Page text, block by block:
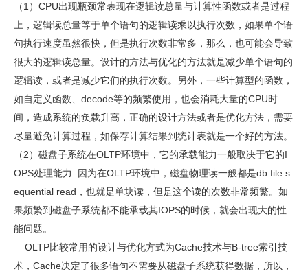
（1）CPU出现瓶颈常表现在逻辑读总量与计算性函数或者是过程
上，逻辑读总量等于单个语句的逻辑读乘以执行次数，如果单个语
句执行速度虽然很快，但是执行次数非常多，那么，也可能会导致
很大的逻辑读总量。设计的方法与优化的方法就是减少单个语句的
逻辑读，或者是减少它们的执行次数。另外，一些计算型的函数，
如自定义函数、decode等的频繁使用，也会消耗大量的CPU时
间，造成系统的负载升高，正确的设计方法或者是优化方法，需要
尽量避免计算过程，如保存计算结果到统计表就是一个好的方法。
（2）磁盘子系统在OLTP环境中，它的承载能力一般取决于它的I
OPS处理能力. 因为在OLTP环境中，磁盘物理读一般都是db file s
equential read，也就是单块读，但是这个读的次数非常频繁。如
果频繁到磁盘子系统都不能承载其IOPS的时候，就会出现大的性
能问题。
OLTP比较常用的设计与优化方式为Cache技术与B-tree索引技
术，Cache决定了很多语句不需要从磁盘子系统获得数据，所以，